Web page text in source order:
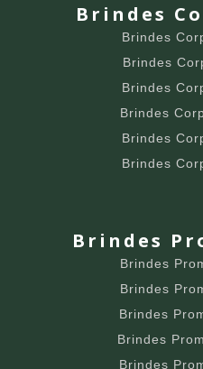
Brindes
Brindes
Brindes
Brindes
Brindes
Brindes
Brindes
Brindes
Brindes
Brindes
Brindes
Brindes
Brindes